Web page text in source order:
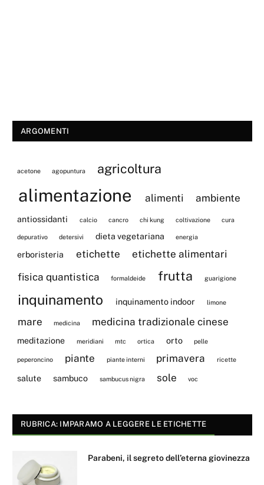
ARGOMENTI
acetone agopuntura agricoltura
alimentazione alimenti ambiente
antiossidanti calcio cancro chi kung coltivazione cura
depurativo detersivi dieta vegetariana energia
erboristeria etichette
etichette alimentari
fisica quantistica
formaldeide frutta guarigione
inquinamento inquinamento indoor limone
mare medicina medicina tradizionale cinese
meditazione meridiani mtc ortica orto pelle
peperoncino piante piante interni primavera ricette
salute sambuco sambucus nigra sole voc
RUBRICA: IMPARAMO A LEGGERE LE ETICHETTE
Parabeni, il segreto dell’eterna giovinezza